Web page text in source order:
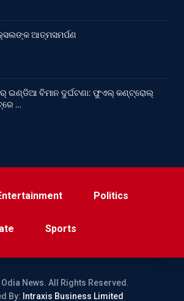
ଆତ୍ମସମର୍ପଣ
ଇଣ୍ଡିଆ ବିମାନ ଦୁର୍ଘଟଣା: ଫୁଏଲ୍‌ କଣ୍ଟ୍ରୋଲ୍‌
…
Politics
Sports
News. All Rights Reserved.
By: Intraxis Business Limited